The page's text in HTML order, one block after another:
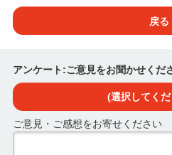
戻る
アンケート:ご意見をお聞かせくだ
(選択してく
ご意見・ご感想をお寄せください